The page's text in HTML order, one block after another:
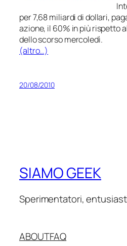
per 7,68 miliardi di dollari,
azione, il 60% in più rispetto
dello scorso mercoledì.
(altro…)
20/08/2010
SIAMO GEEK
Sperimentatori,
ABOUTFAQ